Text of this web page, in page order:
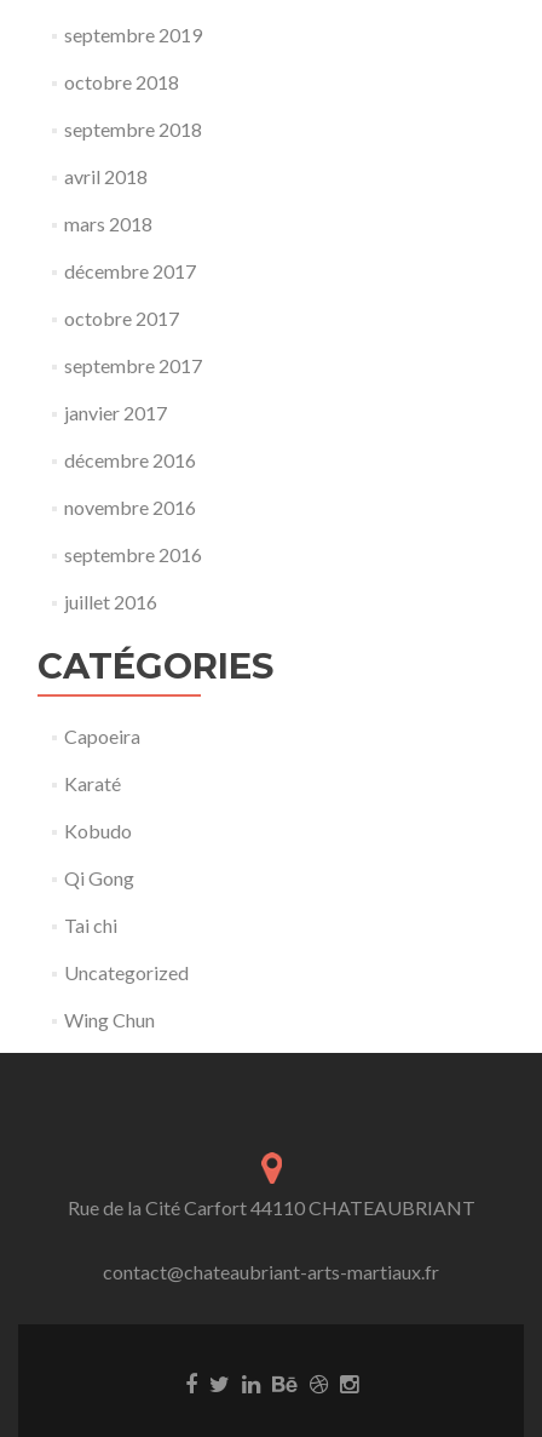
septembre 2019
octobre 2018
septembre 2018
avril 2018
mars 2018
décembre 2017
octobre 2017
septembre 2017
janvier 2017
décembre 2016
novembre 2016
septembre 2016
juillet 2016
CATÉGORIES
Capoeira
Karaté
Kobudo
Qi Gong
Tai chi
Uncategorized
Wing Chun
Rue de la Cité Carfort 44110 CHATEAUBRIANT
contact@chateaubriant-arts-martiaux.fr